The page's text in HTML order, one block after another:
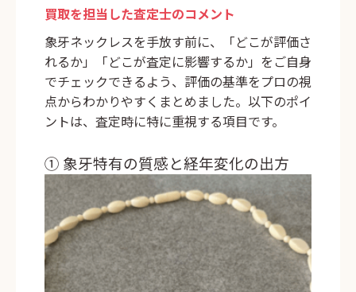
買取を担当した査定士のコメント
象牙ネックレスを手放す前に、「どこが評価さ
れるか」「どこが査定に影響するか」をご自身
でチェックできるよう、評価の基準をプロの視
点からわかりやすくまとめました。以下のポイ
ントは、査定時に特に重視する項目です。
① 象牙特有の質感と経年変化の出方